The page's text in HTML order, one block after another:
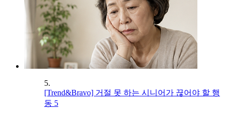
5.
[Trend&Bravo] 거절 못 하는 시니어가 끊어야 할 행
동 5